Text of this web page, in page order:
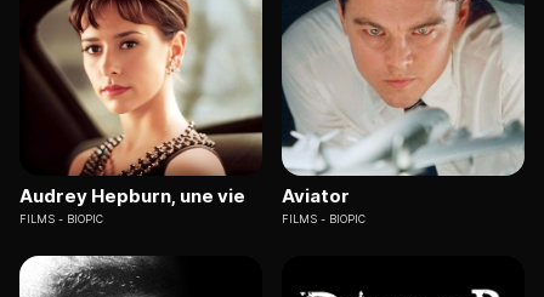
Audrey Hepburn, une vie
FILMS BIOPIC
Aviator
FILMS BIOPIC